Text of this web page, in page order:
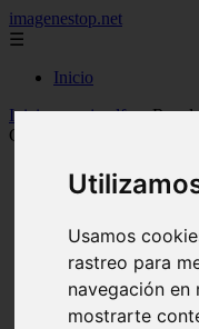
Usamos
rastreo para
navegación en
mostrarte
imagenestop.net
☰
Inicio
Inicio > mujeralfa >
Cazzu en un bautizo antes